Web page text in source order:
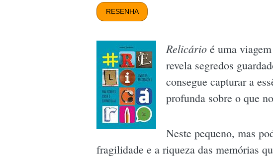
RESENHA
Relicário é uma
revela segredos
consegue capturar a
profunda sobre o que
Neste pequeno, mas
fragilidade e a riqueza das memórias